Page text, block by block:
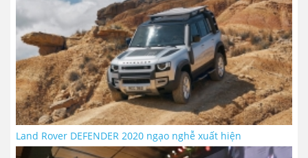
Land Rover DEFENDER 2020 ngạo nghễ xuất hiện